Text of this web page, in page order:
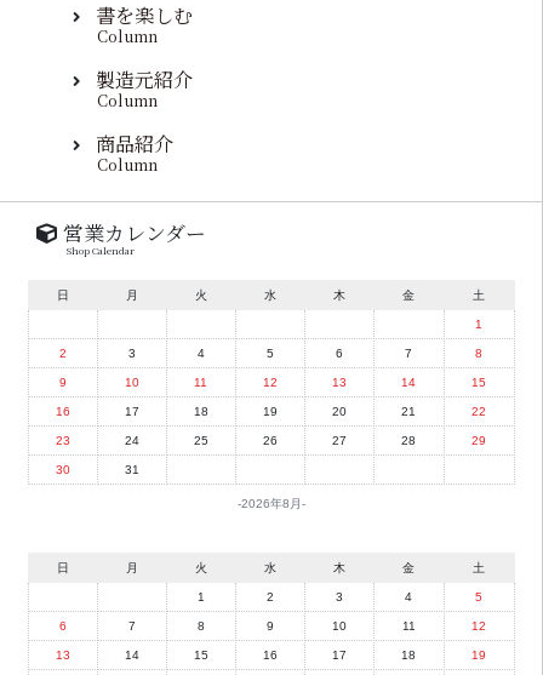
書を楽しむ
Column
製造元紹介
Column
商品紹介
Column
営業カレンダー
Shop Calendar
2026年8月
日 月 火 水 木 金 土
1
2 3 4 5 6 7 8
9 10 11 12 13 14 15
16 17 18 19 20 21 22
23 24 25 26 27 28 29
30 31
日 月 火 水 木 金 土
1 2 3 4 5
6 7 8 9 10 11 12
13 14 15 16 17 18 19